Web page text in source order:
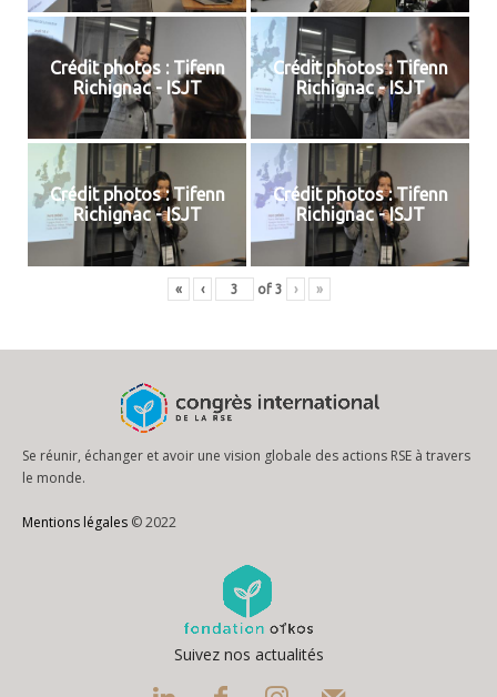
Crédit photos : Tifenn
Richignac - ISJT
Crédit photos : Tifenn
Richignac - ISJT
Crédit photos : Tifenn
Richignac - ISJT
Crédit photos : Tifenn
Richignac - ISJT
« ‹ of 3 › »
Se réunir, échanger et avoir une vision globale des actions RSE à travers
le monde.
Mentions légales © 2022
Suivez nos actualités